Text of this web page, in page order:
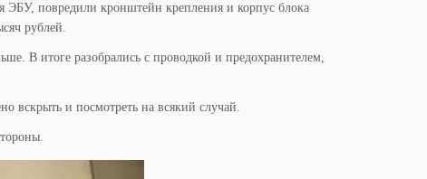
повредили кронштейн крепления и корпус блока
рублей.
В итоге разобрались с проводкой и предохранителем,
вскрыть и посмотреть на всякий случай.